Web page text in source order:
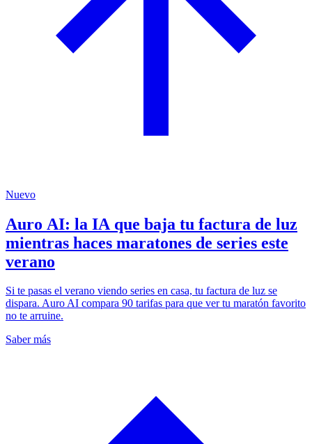
Nuevo
Auro AI: la IA que baja tu factura de luz
mientras haces maratones de series este
verano
Si te pasas el verano viendo series en casa, tu factura de luz se
dispara. Auro AI compara 90 tarifas para que ver tu maratón favorito
no te arruine.
Saber más